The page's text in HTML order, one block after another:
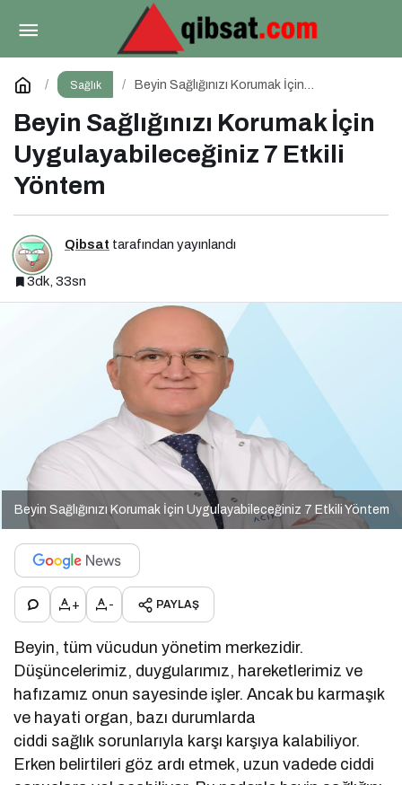
Sağlık
Beyin Sağlığınızı Korumak İçin
Beyin Sağlığınızı Korumak İçin
Uygulayabileceğiniz 7 Etkili
Yöntem
Qibsat tarafından yayınlandı
3dk, 33sn
Beyin Sağlığınızı Korumak İçin Uygulayabileceğiniz 7 Etkili Yöntem
+ - PAYLAŞ
Beyin, tüm vücudun yönetim merkezidir.
Düşüncelerimiz, duygularımız, hareketlerimiz ve
hafızamız onun sayesinde işler. Ancak bu karmaşık
ve hayati organ, bazı durumlarda
ciddi sağlık sorunlarıyla karşı karşıya kalabiliyor.
Erken belirtileri göz ardı etmek, uzun vadede ciddi
Kilo Vermede Yeni Nesil Yöntem Yutulabilir Mide
Balonu ile Ameliyatsız Konforlu ve Hızlı Bir Çözüm
Yorum Yap